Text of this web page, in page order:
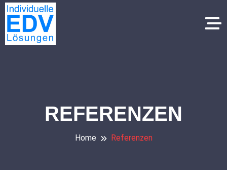
REFERENZEN
Home Referenzen